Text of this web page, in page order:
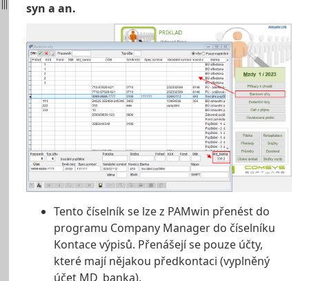
syn a an.
Tento číselník se lze z PAMwin přenést do
programu Company Manager do číselníku
Kontace výpisů. Přenášejí se pouze účty,
které mají nějakou předkontaci (vyplněný
účet MD_banka).